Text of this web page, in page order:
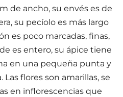
de ancho, su envés es de
su pecíolo es más largo
es poco marcadas, finas,
es entero, su ápice tiene
en una pequeña punta y
flores son amarillas, se
en inflorescencias que